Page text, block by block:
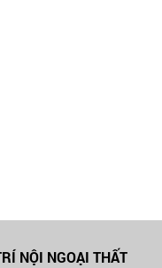
NỘI NGOẠI THẤT